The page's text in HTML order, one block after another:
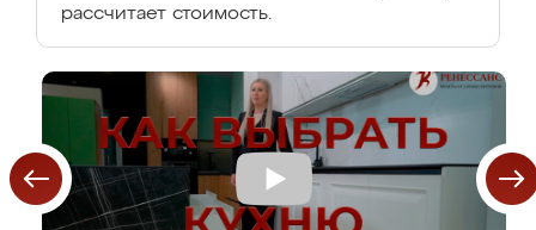
рассчитает стоимость.